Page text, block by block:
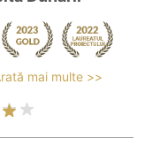
mai multe >>